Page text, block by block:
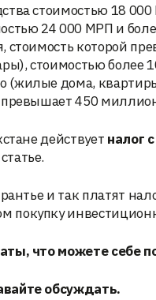
стоимостью 18
24 000 МРП и
стоимость которой
стоимостью более
дома, квартиры
превышает 450
действует налог
и так платят
покупку
что можете себе
обсуждать.